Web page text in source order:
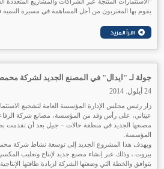
يقوم بها المغتربون من أجل المساهمة في مسيرة التنمية
جولة لـ "ايدال" في المصنع الجديد لشركة
24 أيلول. 2014
زار رئيس مجلس الإدارة المؤسسة العامة لتشجيع
عيتاني، على رأس وفد من المؤسسة، مصانع شركة
مصنعها الجديد في منطقة حالات – جبيل بعد أن تقدمت
المؤسسة.
ويهدف هذا المشروع الجديد إلى توسعة نشاط شركة
بيروت.، وذلك عبر إنشاء مصنع جديد لإنتاج وتعليب
يتوافق والخطة التي وضعتها الشركة لزيادة طاقتها